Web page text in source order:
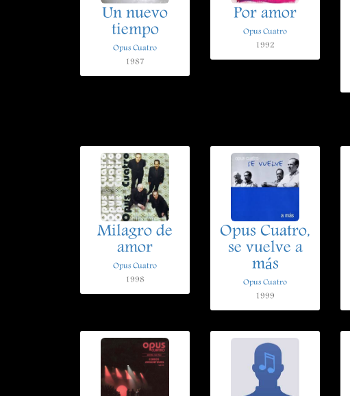
Un nuevo
tiempo
Opus Cuatro
1987
Por amor
Opus Cuatro
1992
Milagro de
amor
Opus Cuatro
1998
Opus Cuatro,
se vuelve a
más
Opus Cuatro
1999